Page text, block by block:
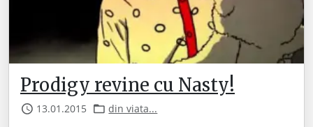
Prodigy revine cu Nasty!
13.01.2015 din viata...